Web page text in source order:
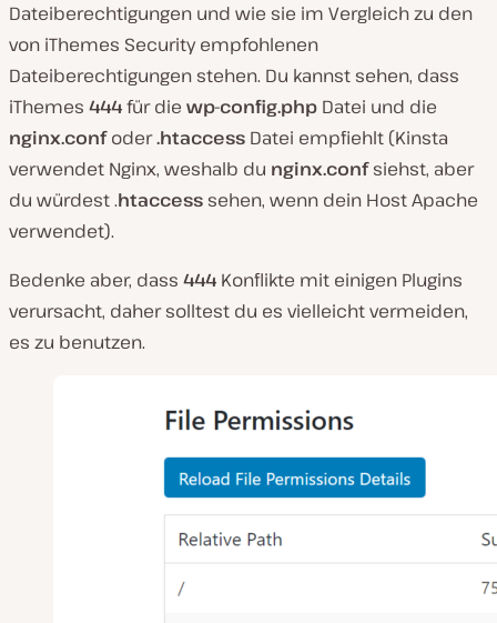
Dateiberechtigungen und wie sie im Vergleich zu den
von iThemes Security empfohlenen
Dateiberechtigungen stehen. Du kannst sehen, dass
iThemes 444für die wp-config.php Datei und die
nginx.confoder.htaccess Datei empfiehlt (Kinsta
verwendet Nginx, weshalb du nginx.confsiehst, aber
du würdest .htaccess sehen, wenn dein Host Apache
verwendet).
Bedenke aber, dass 444 Konflikte mit einigen Plugins
verursacht, daher solltest du es vielleicht vermeiden,
es zu benutzen.